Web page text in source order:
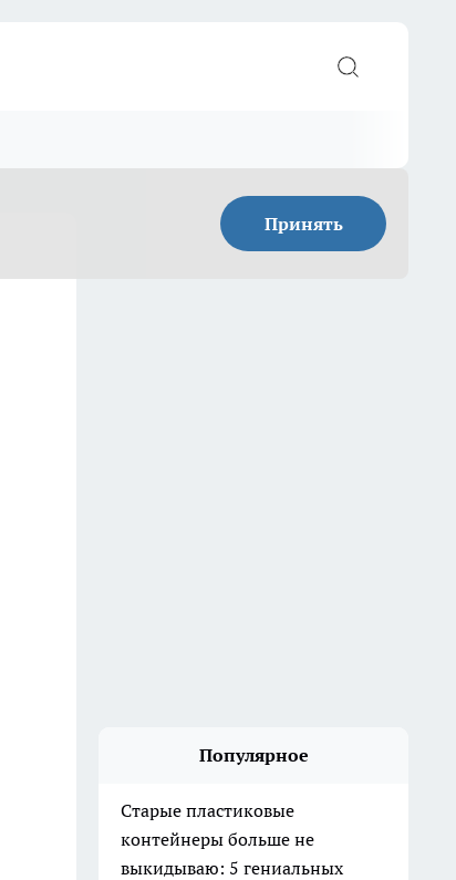
Принять
Популярное
Старые пластиковые
контейнеры больше не
выкидываю: 5 гениальных